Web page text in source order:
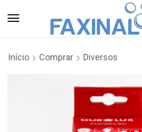
Início Comprar Diversos